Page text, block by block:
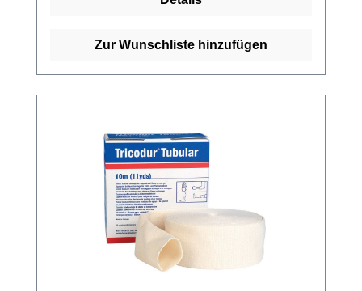
ist es lediglich notwendig, den Schlauch
tg fix Schlauchverband eignet sich durch
Die Produktzusammensetzung besteht aus
71% Polyamid (gekräuselt) und 29%
Elastodien (Latex), ohne optische Aufheller.
Weitere Informationen des Herstellers Kaufen
Sie jetzt TG-Fix Netzverband online bei uns
und profitieren Sie von unserem schnellen
Versand und unserem hervorragenden
Zur Wunschliste hinzufügen